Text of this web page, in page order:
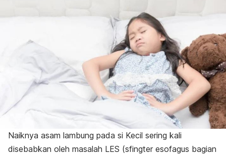
Naiknya asam lambung pada si Kecil sering kali
disebabkan oleh masalah LES (sfingter esofagus bagian